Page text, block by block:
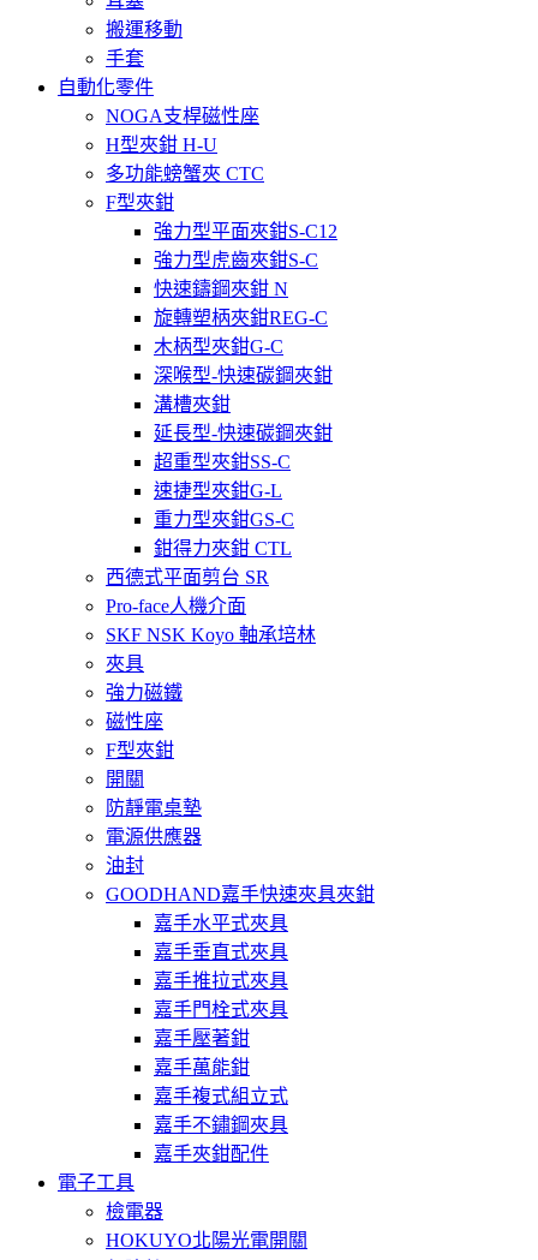
搬運移動
手套
自動化零件
NOGA支桿磁性座
H型夾鉗 H-U
多功能螃蟹夾 CTC
F型夾鉗
強力型平面夾鉗S-C12
強力型虎齒夾鉗S-C
快速鑄鋼夾鉗 N
旋轉塑柄夾鉗REG-C
木柄型夾鉗G-C
深喉型-快速碳鋼夾鉗
溝槽夾鉗
延長型-快速碳鋼夾鉗
超重型夾鉗SS-C
速捷型夾鉗G-L
重力型夾鉗GS-C
鉗得力夾鉗 CTL
西德式平面剪台 SR
Pro-face人機介面
SKF NSK Koyo 軸承培林
夾具
強力磁鐵
磁性座
F型夾鉗
開關
防靜電桌墊
電源供應器
油封
GOODHAND嘉手快速夾具夾鉗
嘉手水平式夾具
嘉手垂直式夾具
嘉手推拉式夾具
嘉手門栓式夾具
嘉手壓著鉗
嘉手萬能鉗
嘉手複式組立式
嘉手不鏽鋼夾具
嘉手夾鉗配件
電子工具
檢電器
HOKUYO北陽光電開關